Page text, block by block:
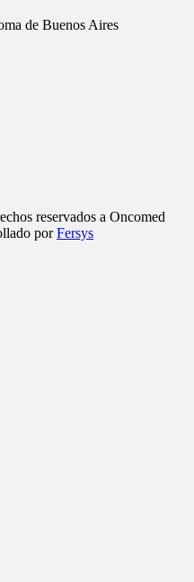
de Buenos Aires
reservados a Oncomed
porFersys